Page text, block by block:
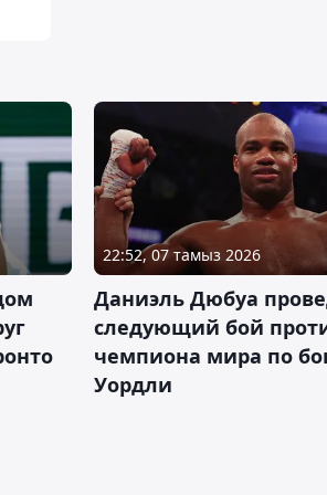
22:52, 07 тамыз 2026
Даниэль Дюбуа
следующий бой
чемпиона мира по
Уордли